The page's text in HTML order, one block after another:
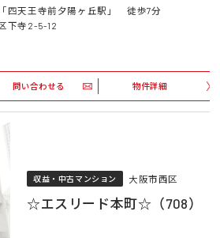
四天王寺前夕陽ヶ丘駅」 徒歩7分
下寺2-5-12
問い合わせる 物件詳細
収益・中古マンション 大阪市西区
☆エスリード本町☆（708）